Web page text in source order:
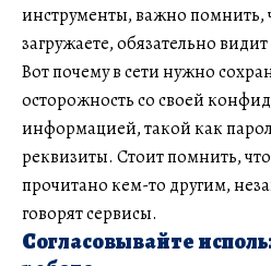
инструменты, важно помнить,
загружаете, обязательно
Вот почему в сети нужно
осторожность со своей
информацией, такой как
реквизиты. Стоит помнить,
прочитано кем-то другим,
говорят сервисы.
Согласовывайте